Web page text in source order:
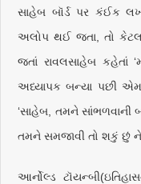
સાહેબ બૉર્ડ પર કંઈક
અલોપ થઈ જતા, તો
જતાં રાવલસાહેબ કહેતાં
અધ્યાપક બન્યા પછી
‘સાહેબ, તમને
તમને સમજાવી તો શકું છું
આર્નોલ્ડ